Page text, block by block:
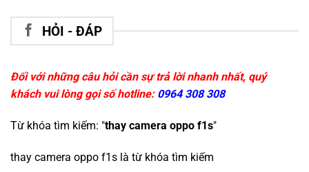
HỎI - ĐÁP
Đối với những câu hỏi cần sự trả lời nhanh nhất, quý
khách vui lòng gọi số hotline: 0964 308 308
Từ khóa tìm kiếm: "thay camera oppo f1s"
thay camera oppo f1s là từ khóa tìm kiếm